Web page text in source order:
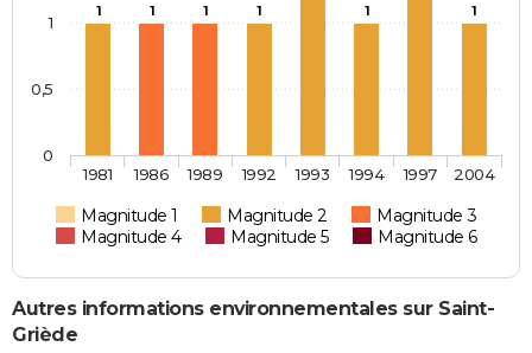
1 1 1 1 1 1
Magnitude 1 Magnitude 2
Magnitude 3
Magnitude 4
Magnitude 5 Magnitude 6
1981 1986 1989 1992 1993 1994 1997 2004
0
0,5
1
Autres informations environnementales sur Saint-
Griède